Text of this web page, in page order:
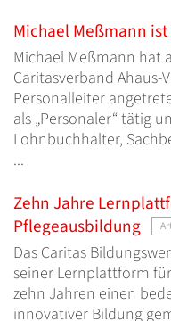
Michael Meßmann
Michael Meßmann hat
Caritasverband Ahaus-
Personalleiter
als „Personaler“ tätig
Lohnbuchhalter,
...
Zehn Jahre
Pflegeausbildung
Das Caritas
seiner Lernplattform
zehn Jahren einen
innovativer Bildung